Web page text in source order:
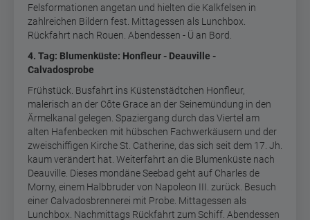
Felsformationen angetan und hielten die Kalkfelsen in
zahlreichen Bildern fest. Mittagessen als Lunchbox.
Rückfahrt nach Rouen. Abendessen - Ü an Bord.
4. Tag: Blumenküste: Honfleur - Deauville -
Calvadosprobe
Frühstück. Busfahrt ins Küstenstädtchen Honfleur,
malerisch an der Côte Grace an der Seinemündung in den
Ärmelkanal gelegen. Spaziergang durch das Viertel am
alten Hafenbecken mit hübschen Fachwerkäusern und der
zweischiffigen Kirche St. Catherine, das sich seit dem 17. Jh.
kaum verändert hat. Weiterfahrt an die Blumenküste nach
Deauville. Dieses mondäne Seebad geht auf Charles de
Morny, einem Halbbruder von Napoleon III. zurück. Besuch
einer Calvadosbrennerei mit Probe. Mittagessen als
Lunchbox. Nachmittags Rückfahrt zum Schiff. Abendessen